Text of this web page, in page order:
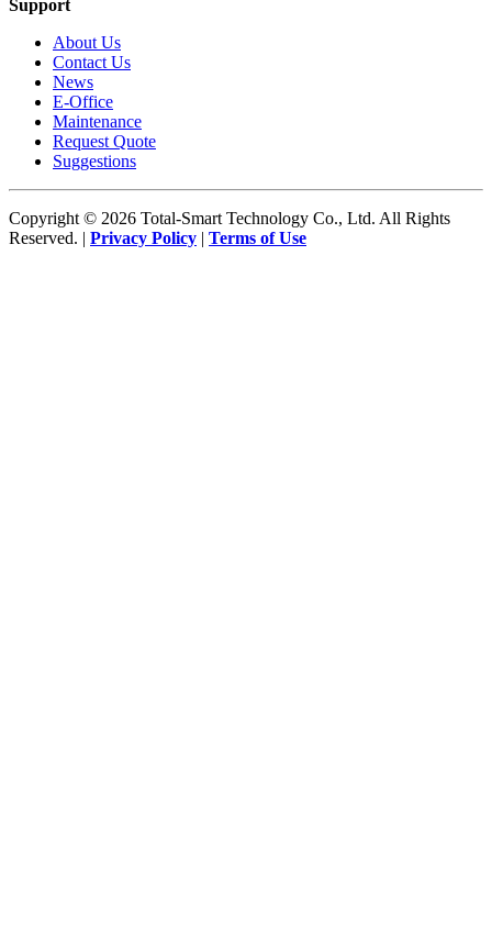
Support
About Us
Contact Us
News
E-Office
Maintenance
Request Quote
Suggestions
Copyright © 2026 Total-Smart Technology Co., Ltd. All Rights
Reserved. | Privacy Policy | Terms of Use